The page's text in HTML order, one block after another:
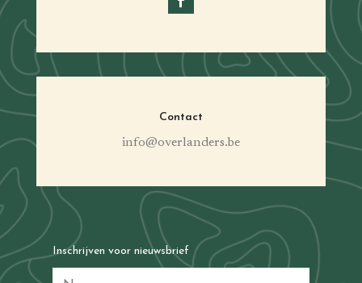
Contact
info@overlanders.be
Inschrijven voor nieuwsbrief